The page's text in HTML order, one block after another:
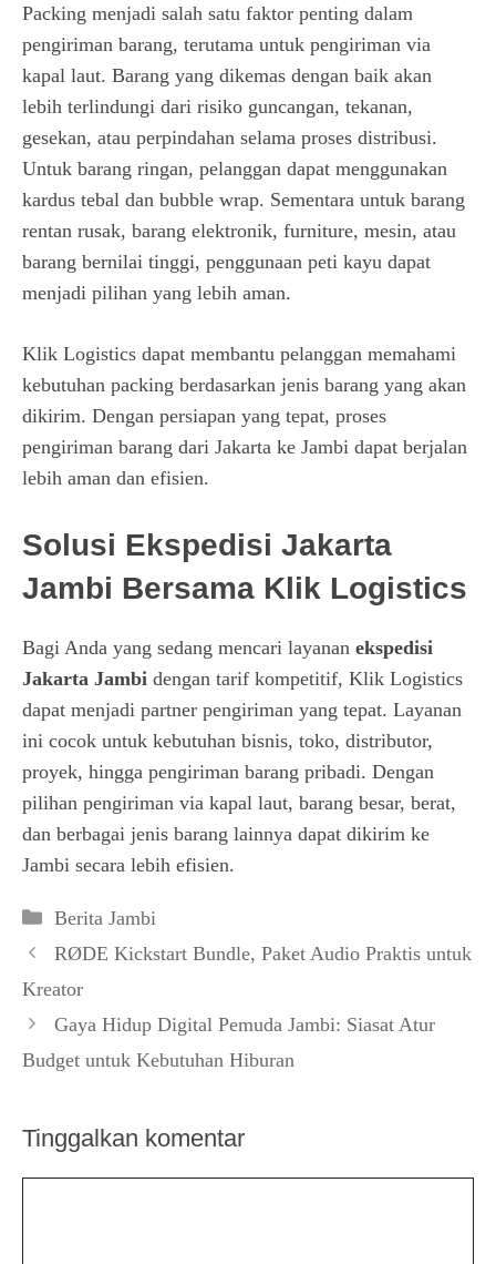
Packing menjadi salah satu faktor penting dalam
pengiriman barang, terutama untuk pengiriman via
kapal laut. Barang yang dikemas dengan baik akan
lebih terlindungi dari risiko guncangan, tekanan,
gesekan, atau perpindahan selama proses distribusi.
Untuk barang ringan, pelanggan dapat menggunakan
kardus tebal dan bubble wrap. Sementara untuk barang
rentan rusak, barang elektronik, furniture, mesin, atau
barang bernilai tinggi, penggunaan peti kayu dapat
menjadi pilihan yang lebih aman.
Klik Logistics dapat membantu pelanggan memahami
kebutuhan packing berdasarkan jenis barang yang akan
dikirim. Dengan persiapan yang tepat, proses
pengiriman barang dari Jakarta ke Jambi dapat berjalan
lebih aman dan efisien.
Solusi Ekspedisi Jakarta
Jambi Bersama Klik Logistics
Bagi Anda yang sedang mencari layanan ekspedisi
Jakarta Jambi dengan tarif kompetitif, Klik Logistics
dapat menjadi partner pengiriman yang tepat. Layanan
ini cocok untuk kebutuhan bisnis, toko, distributor,
proyek, hingga pengiriman barang pribadi. Dengan
pilihan pengiriman via kapal laut, barang besar, berat,
dan berbagai jenis barang lainnya dapat dikirim ke
Jambi secara lebih efisien.
Kategori
Berita Jambi
RØDE Kickstart Bundle, Paket Audio Praktis untuk
Kreator
Gaya Hidup Digital Pemuda Jambi: Siasat Atur
Budget untuk Kebutuhan Hiburan
Tinggalkan komentar